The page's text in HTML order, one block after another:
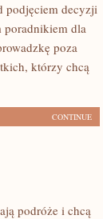
podjęciem decyzji
poradnikiem dla
poza
którzy chcą
CONTINUE
podróże i chcą